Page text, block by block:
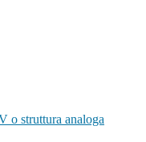
o struttura analoga